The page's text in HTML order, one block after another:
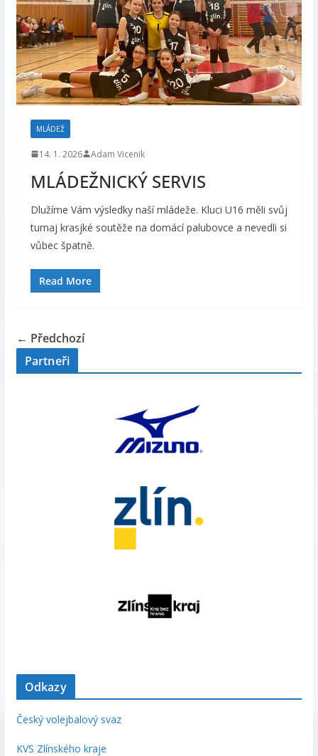
MLÁDEŽ
14. 1. 2026 Adam Vicenik
MLÁDEŽNICKÝ SERVIS
Dlužíme Vám výsledky naší mládeže. Kluci U16 měli svůj
turnaj krasjké soutěže na domácí palubovce a nevedli si
vůbec špatně.
Read More
← Předchozí
Partneři
Odkazy
Český volejbalový svaz
KVS Zlínského kraje